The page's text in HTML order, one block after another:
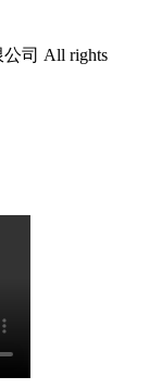
司 All rights